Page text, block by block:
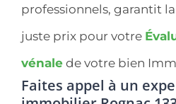
professionnels, garantit
juste prix pour votre
vénale de votre bien
Faites appel à un